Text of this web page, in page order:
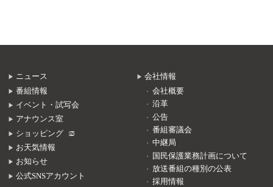
ニュース
番組情報
イベント・試写会
アナウンス室
ショッピング
お天気情報
お知らせ
公式SNSアカウント
会社情報
会社概要
沿革
公告
番組審議会
中継局
国民保護業務計画について
放送番組の種別の公表
採用情報